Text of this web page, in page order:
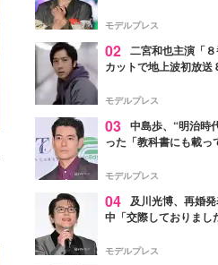
た。
「かっこいい」と反響
モデルプレス
02 二宮和也主演「
カットで地上波初放送
モデルプレス
03 中島歩、“明治時
った「教科書にも載っ
モデルプレス
04 及川光博、再婚
中「交際しておりまし
モデルプレス